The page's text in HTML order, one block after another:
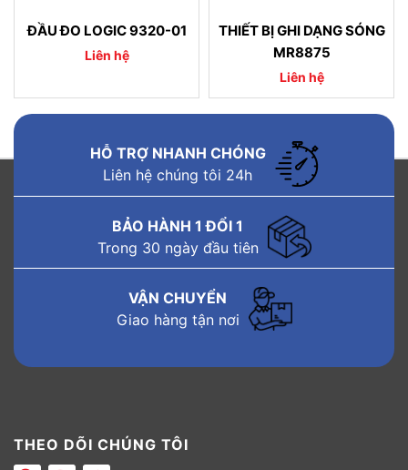
ĐẦU ĐO LOGIC 9320-01
Liên hệ
THIẾT BỊ GHI DẠNG SÓNG
MR8875
Liên hệ
HỖ TRỢ NHANH CHÓNG
Liên hệ chúng tôi 24h
BẢO HÀNH 1 ĐỔI 1
Trong 30 ngày đầu tiên
VẬN CHUYỂN
Giao hàng tận nơi
THEO DÕI CHÚNG TÔI